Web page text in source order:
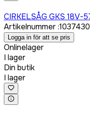
CIRKELSÅG GKS 18V-
Artikelnummer:1037430
Logga in för att se pris
Onlinelager
I lager
Din butik
I lager